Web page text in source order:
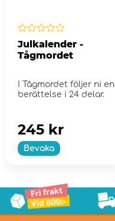
Julkalender -
Tågmordet
I Tågmordet följer ni en
berättelse i 24 delar.
Bevaka
245 kr